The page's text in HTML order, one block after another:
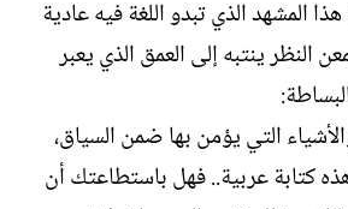
المشهد الذي تبدو اللغة فيه عادية
النظر ينتبه إلى العمق الذي يعبر
التي يؤمن بها ضمن السياق،
كتابة عربية.. فهل باستطاعتك أن